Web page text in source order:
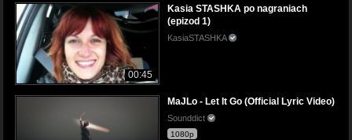
00:45
Kasia STASHKA po nagraniach
(epizod 1)
KasiaSTASHKA
MaJLo - Let It Go (Official Lyric Video)
Sounddict
1080p